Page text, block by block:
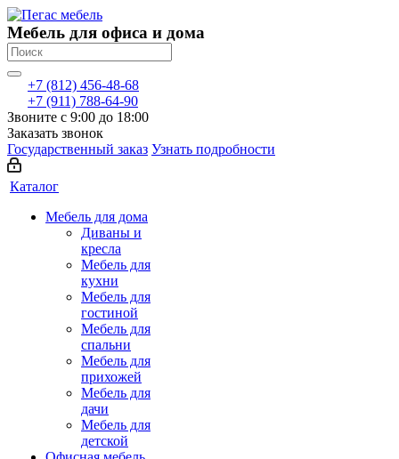
Мебель для офиса и дома
+7 (812) 456-48-68
+7 (911) 788-64-90
Звоните с 9:00 до 18:00
Заказать звонок
Государственный заказ Узнать подробности
Каталог
Мебель для дома
Диваны и
кресла
Мебель для
кухни
Мебель для
гостиной
Мебель для
спальни
Мебель для
прихожей
Мебель для
дачи
Мебель для
детской